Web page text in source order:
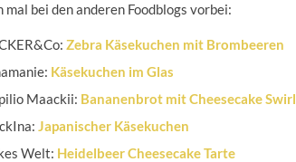
bei den anderen Foodblogs vorbei:
Zebra Käsekuchen mit Brombeeren
Käsekuchen im Glas
Maackii: Bananenbrot mit Cheesecake Swirl
Japanischer Käsekuchen
Welt: Heidelbeer Cheesecake Tarte